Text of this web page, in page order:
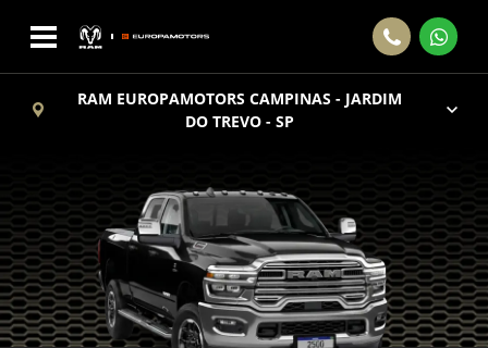
RAM EUROPAMOTORS CAMPINAS - JARDIM
DO TREVO - SP